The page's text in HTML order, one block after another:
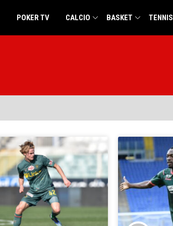
POKER TV CALCIO BASKET TENNIS